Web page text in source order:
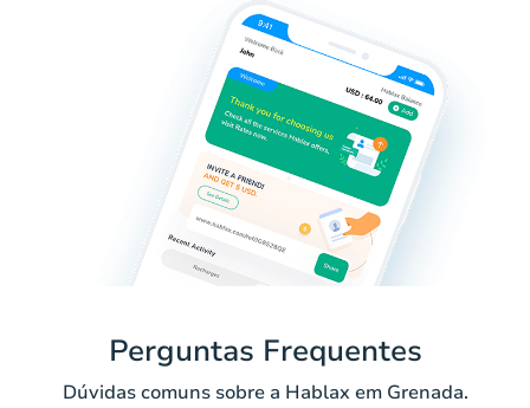
Perguntas Frequentes
Dúvidas comuns sobre a Hablax em Grenada.